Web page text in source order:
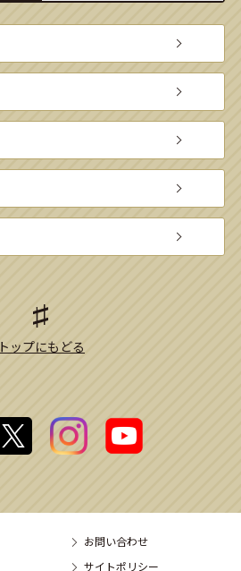
トップにもどる
お問い合わせ
サイトポリシー